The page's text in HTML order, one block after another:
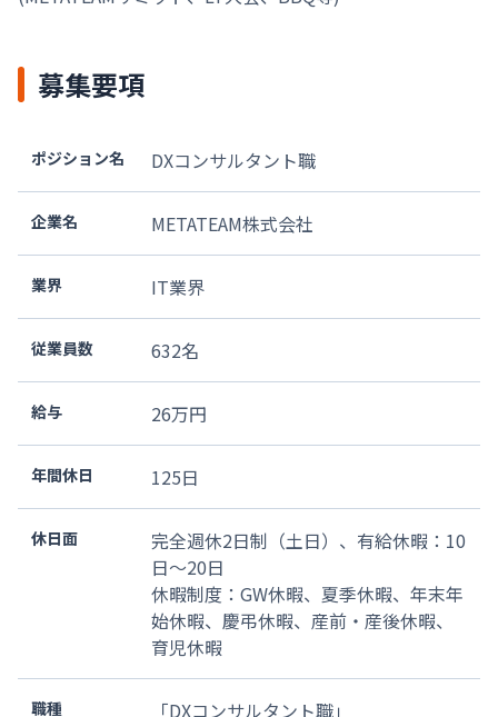
募集要項
ポジション名 DXコンサルタント職
企業名 METATEAM株式会社
業界 IT業界
従業員数 632名
給与 26万円
年間休日 125日
休日面
完全週休2日制（土日）、有給休暇：10
日～20日
休暇制度：GW休暇、夏季休暇、年末年
始休暇、慶弔休暇、産前・産後休暇、
育児休暇
職種 「DXコンサルタント職」